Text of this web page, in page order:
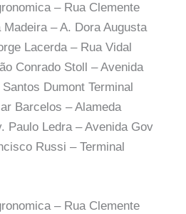
– Rua Clemente
– A. Dora Augusta
Lacerda – Rua Vidal
Conrado Stoll – Avenida
Dumont Terminal
Barcelos – Alameda
Paulo Ledra – Avenida Gov
Russi – Terminal
– Rua Clemente